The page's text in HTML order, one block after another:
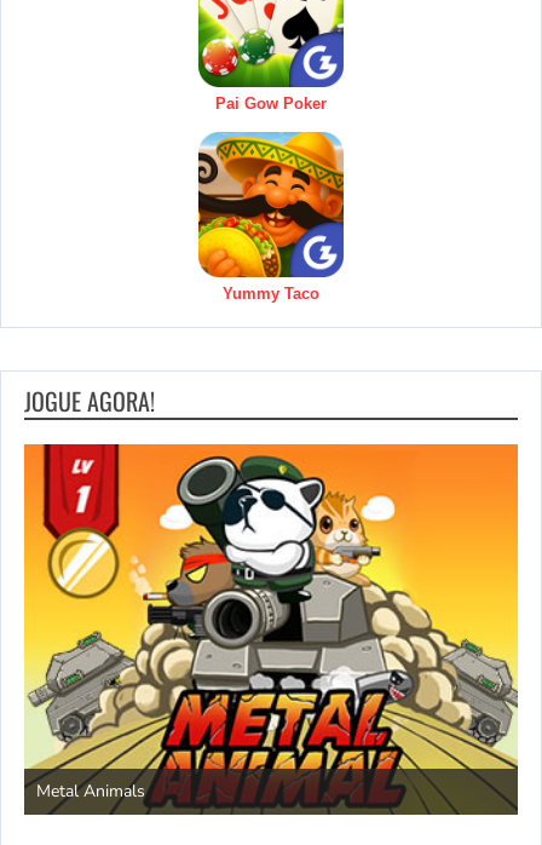
Pai Gow Poker
Yummy Taco
JOGUE AGORA!
Metal Animals